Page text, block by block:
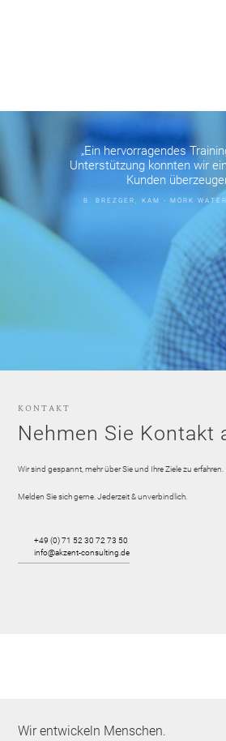
„Ein hervorragendes
Unterstützung konnten wir
Kunden
B. BREZGER, KAM - MÖRK
KONTAKT
Nehmen Sie Kontakt
Wir sind gespannt, mehr über Sie und Ihre Ziele zu erfahren.
Melden Sie sich gerne. Jederzeit & unverbindlich.
+49 (0) 71 52 30 72 73 50
info@akzent-consulting.de
Wir entwickeln Menschen.